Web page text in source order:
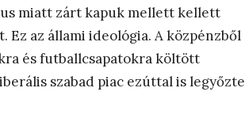
miatt zárt kapuk mellett kellett
az állami ideológia. A közpénzből
és futballcsapatokra költött
szabad piac ezúttal is legyőzte